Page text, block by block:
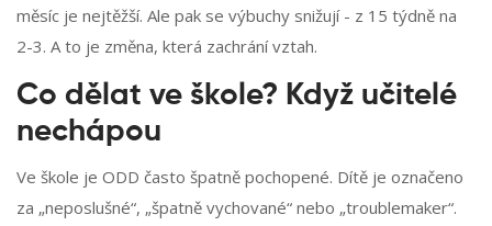
měsíc je nejtěžší. Ale pak se výbuchy snižují - z 15 týdně na
2-3. A to je změna, která zachrání vztah.
Co dělat ve škole? Když učitelé
nechápou
Ve škole je ODD často špatně pochopené. Dítě je označeno
za „neposlušné“, „špatně vychované“ nebo „troublemaker“.